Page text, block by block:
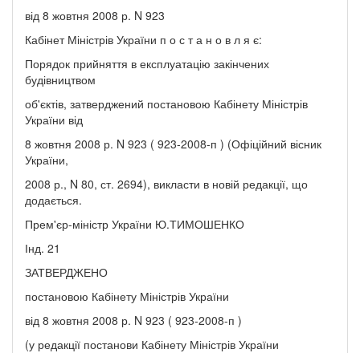
від 8 жовтня 2008 р. N 923
Кабінет Міністрів України п о с т а н о в л я є:
Порядок прийняття в експлуатацію закінчених
будівництвом
об'єктів, затверджений постановою Кабінету Міністрів
України від
8 жовтня 2008 р. N 923 ( 923-2008-п ) (Офіційний вісник
України,
2008 р., N 80, ст. 2694), викласти в новій редакції, що
додається.
Прем'єр-міністр України Ю.ТИМОШЕНКО
Інд. 21
ЗАТВЕРДЖЕНО
постановою Кабінету Міністрів України
від 8 жовтня 2008 р. N 923 ( 923-2008-п )
(у редакції постанови Кабінету Міністрів України